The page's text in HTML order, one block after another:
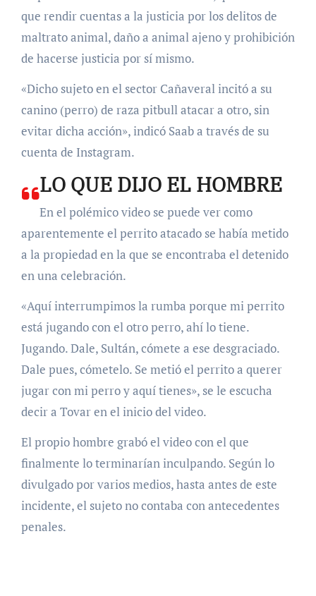
que rendir cuentas a la justicia por los delitos de
maltrato animal, daño a animal ajeno y prohibición
de hacerse justicia por sí mismo.
«Dicho sujeto en el sector Cañaveral incitó a su
canino (perro) de raza pitbull atacar a otro, sin
evitar dicha acción», indicó Saab a través de su
cuenta de Instagram.
LO QUE DIJO EL HOMBRE
En el polémico video se puede ver como
aparentemente el perrito atacado se había metido
a la propiedad en la que se encontraba el detenido
en una celebración.
«Aquí interrumpimos la rumba porque mi perrito
está jugando con el otro perro, ahí lo tiene.
Jugando. Dale, Sultán, cómete a ese desgraciado.
Dale pues, cómetelo. Se metió el perrito a querer
jugar con mi perro y aquí tienes», se le escucha
decir a Tovar en el inicio del video.
El propio hombre grabó el video con el que
finalmente lo terminarían inculpando. Según lo
divulgado por varios medios, hasta antes de este
incidente, el sujeto no contaba con antecedentes
penales.